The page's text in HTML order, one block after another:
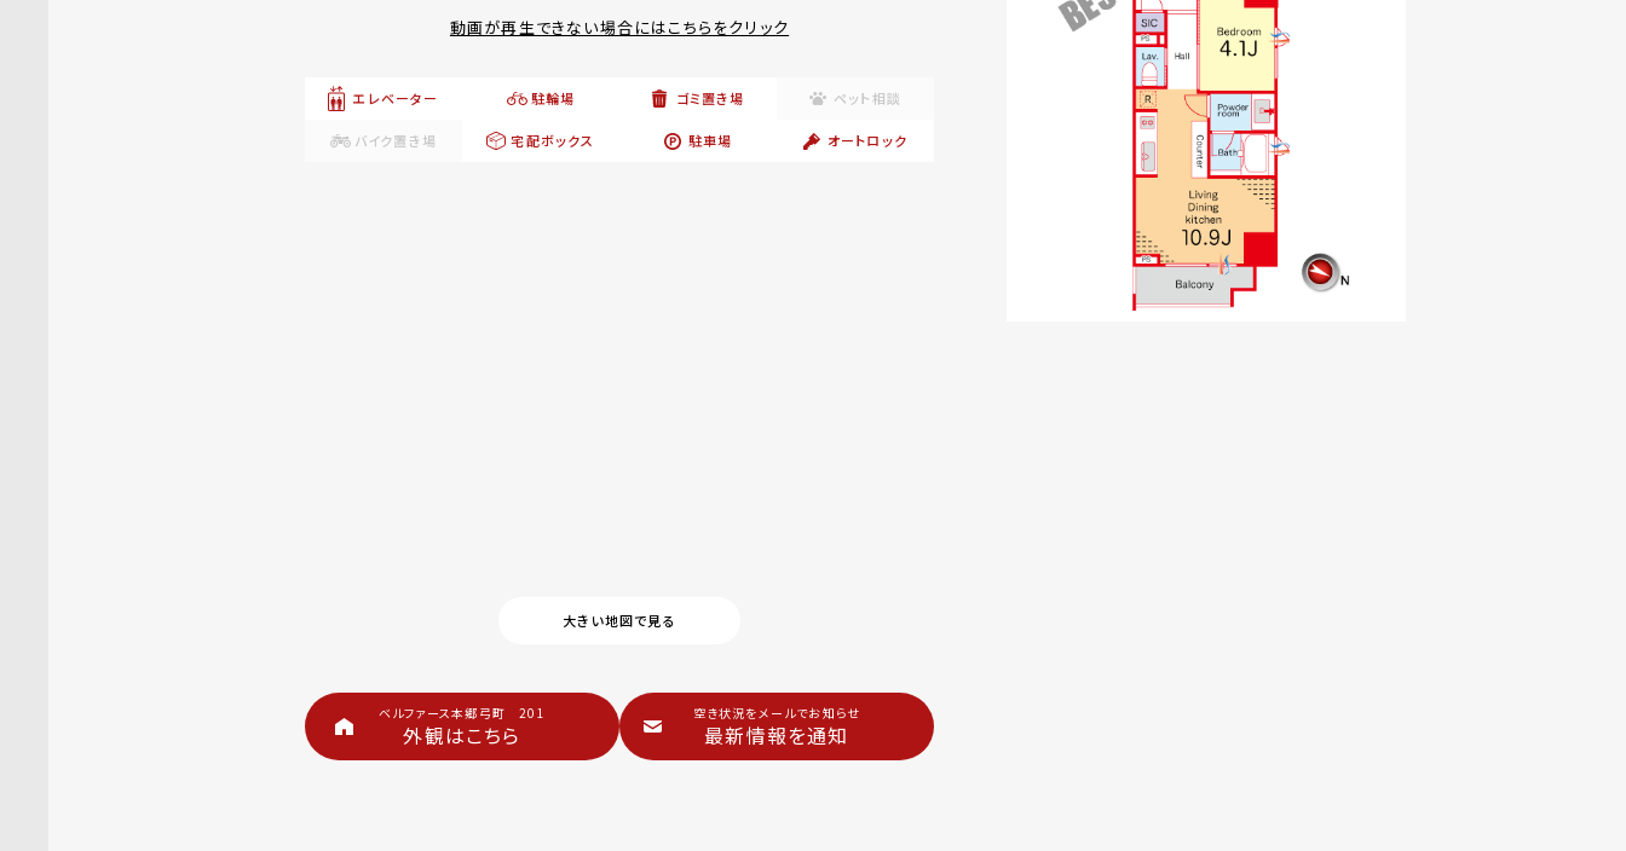
動画が再生できない場合にはこちらをクリック
エレベーター 駐輪場 ゴミ置き場 ペット相談
バイク置き場 宅配ボックス 駐車場 オートロック
大きい地図で見る
ベルファース本郷弓町 201
外観はこちら
空き状況をメールでお知らせ
最新情報を通知